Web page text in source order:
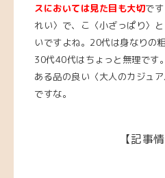
スにおいては見た目も大切で
れい〉で、こ〈小ざっぱり〉
いですよね。20代は身なりの
30代40代はちょっと無理です
ある品の良い〈大人のカジュ
ですな。
【記事